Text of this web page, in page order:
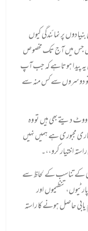
پر نمائندگی کیوں
ہیں جس میں آج تک مخصوص
پیدا ہوتاہے کہ جب آپ
تو دوسروں سے کس منہ سے
دیتے بھی ہیں تو وہ
مجبوری ہے ہمیں نہیں
اختیار کرو،،۔
کے تناسب کے لحاظ سے
تنظیموں اور
حاصل ہونے کا راستہ